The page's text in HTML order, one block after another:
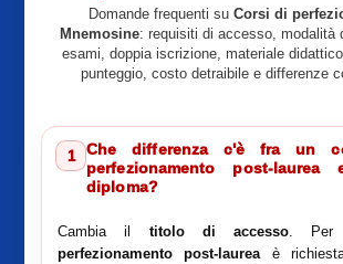
Domande frequenti su Corsi di
Mnemosine: requisiti di accesso, modalità
esami, doppia iscrizione, materiale
punteggio, costo detraibile e differenze
1
Che differenza c'è fra un
perfezionamento post-
diploma?
Cambia il titolo di accesso.
perfezionamento post-laureaè